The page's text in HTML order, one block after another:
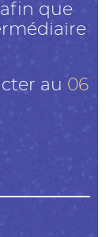
que
au 06